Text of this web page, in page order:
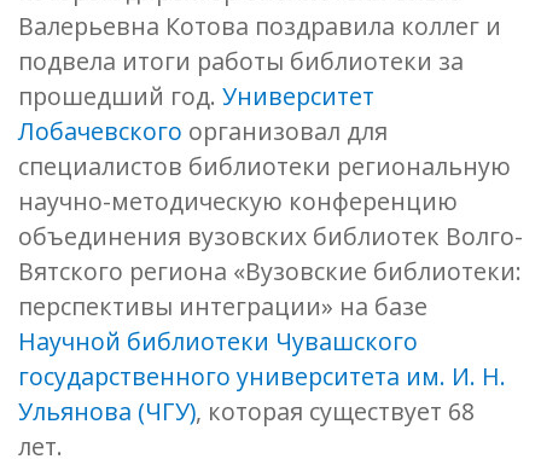
Валерьевна Котова поздравила коллег и
подвела итоги работы библиотеки за
прошедший год. Университет
Лобачевского организовал для
специалистов библиотеки региональную
научно-методическую конференцию
объединения вузовских библиотек Волго-
Вятского региона «Вузовские библиотеки:
перспективы интеграции» на базе
Научной библиотеки Чувашского
государственного университета им. И. Н.
Ульянова (ЧГУ), которая существует 68
лет.